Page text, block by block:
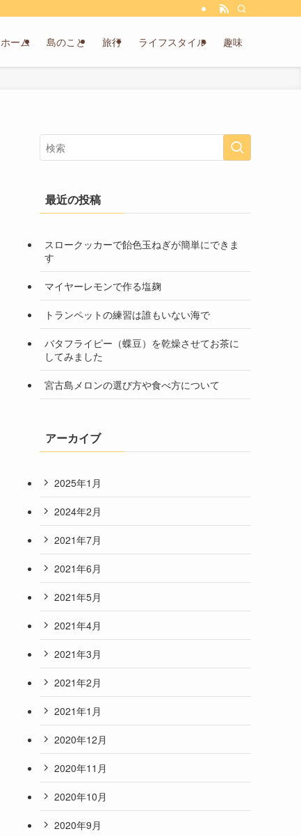
ホーム 島のこと 旅行 ライフスタイル 趣味
最近の投稿
スロークッカーで飴色玉ねぎが簡単にできま
す
マイヤーレモンで作る塩麹
トランペットの練習は誰もいない海で
バタフライピー（蝶豆）を乾燥させてお茶に
してみました
宮古島メロンの選び方や食べ方について
アーカイブ
2025年1月
2024年2月
2021年7月
2021年6月
2021年5月
2021年4月
2021年3月
2021年2月
2021年1月
2020年12月
2020年11月
2020年10月
2020年9月